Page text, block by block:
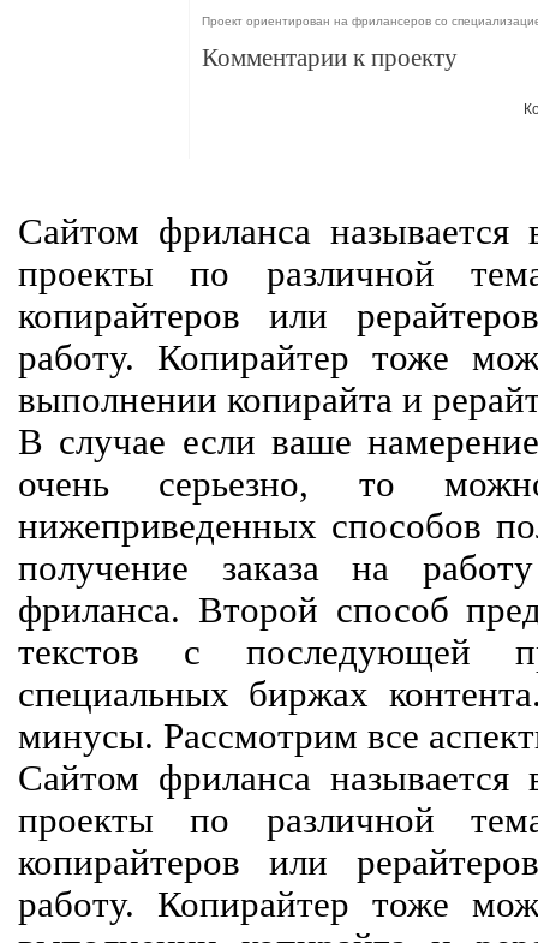
Проект ориентирован на фрилансеров со
Комментарии к проекту
Сайтом фриланса называется
проекты по различной
копирайтеров или
работу. Копирайтер тоже
выполнении копирайта и
В случае если ваше
очень серьезно, то
нижеприведенных способов
получение заказа на
фриланса. Второй способ
текстов с последующей
специальных биржах
минусы. Рассмотрим все
Сайтом фриланса называется
проекты по различной
копирайтеров или
работу. Копирайтер тоже